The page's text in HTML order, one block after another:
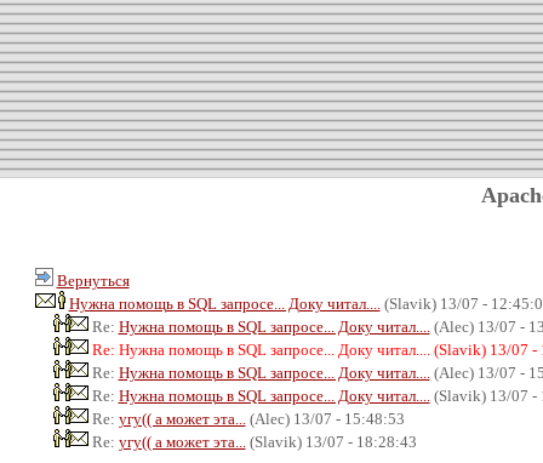
Вернуться
Нужна помощь в SQL запросе... Доку читал....
(Slavik) 13/07 -
Re: Нужна помощь в SQL запросе... Доку читал....
(Alec) 13/07 -
Re: Нужна помощь в SQL запросе... Доку читал.... (Slavik) 13/07 -
Re: Нужна помощь в SQL запросе... Доку читал....
(Alec) 13/07 -
Re: Нужна помощь в SQL запросе... Доку читал....
(Slavik) 13/07 -
Re: угу(( а может эта...
(Alec) 13/07 - 15:48:53
Re: угу(( а может эта... (Slavik) 13/07 - 18:28:43